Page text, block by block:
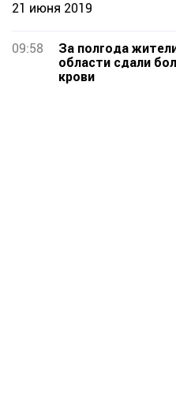
21 июня 2019
09:58
За полгода
области сдали
крови